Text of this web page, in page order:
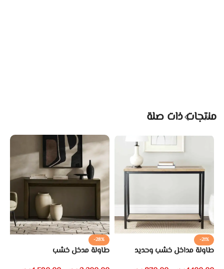
منتجات ذات صلة
-21%
طاولة مداخل خشب وحديد
-28%
طاولة مدخل خشب